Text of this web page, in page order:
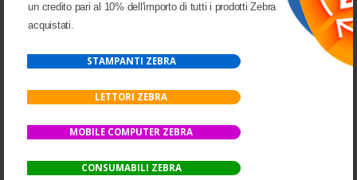
un credito pari al 10% dell'importo di tutti i prodotti Zebra
acquistati.
STAMPANTI ZEBRA
LETTORI ZEBRA
MOBILE COMPUTER ZEBRA
CONSUMABILI ZEBRA
Via Cap. Luca Mazzella, 40-44
82100 Benevento(BN)